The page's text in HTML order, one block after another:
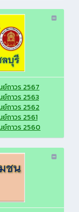
ถาวร 2567
ถาวร 2563
ถาวร 2562
ถาวร 2561
ถาวร 2560